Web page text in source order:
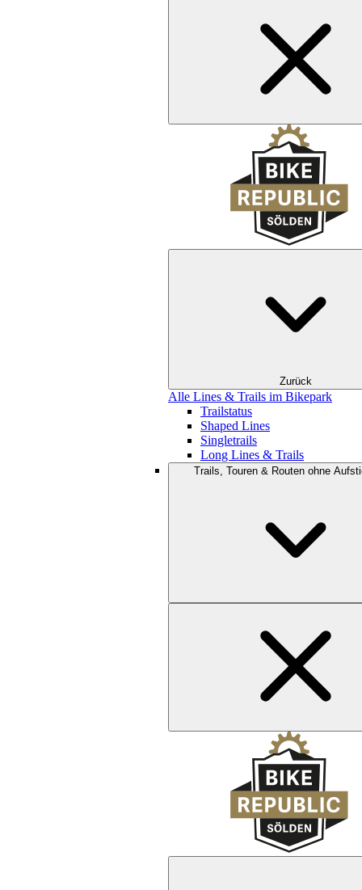
Zurück
Alle Lines & Trails im Bikepark
Trailstatus
Shaped Lines
Singletrails
Long Lines & Trails
Trails, Touren & Routen ohne